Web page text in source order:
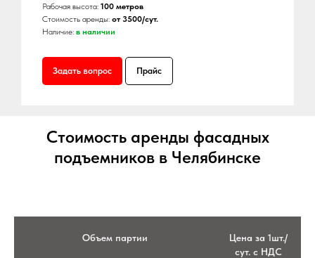
Рабочая высота: 100 метров
Стоимость аренды: от 3500/сут.
Наличие: в наличии
Задать вопрос Прайс
Стоимость аренды фасадных
подъемников в Челябинске
Объем партии
Цена за 1шт./
сут. с НДС